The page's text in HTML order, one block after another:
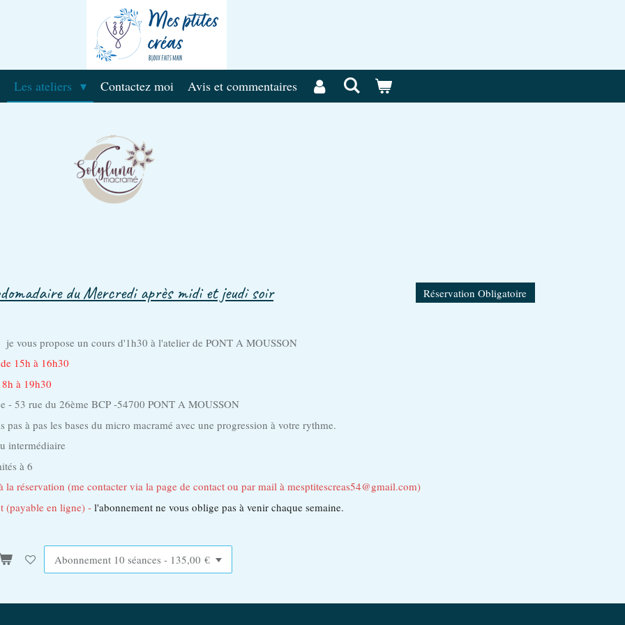
Les ateliers Contactez moi Avis et commentaires
Réservation Obligatoire
du Mercredi après midi et jeudi soir
je vous propose un cours d'1h30 à l'atelier de PONT A MOUSSON
15h à 16h30
à 19h30
- 53 rue du 26ème BCP -54700 PONT A MOUSSON
pas à pas les bases du micro macramé avec une progression à votre rythme.
intermédiaire
à 6
la réservation (me contacter via la page de contact ou par mail à mesptitescreas54@gmail.com)
(payable en ligne) - l'abonnement ne vous oblige pas à venir chaque semaine.